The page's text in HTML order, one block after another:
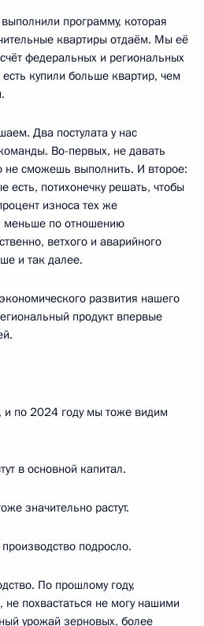
программу, которая
квартиры отдаём. Мы её
федеральных и региональных
купили больше квартир, чем
Два постулата у нас
Во-первых, не давать
не сможешь выполнить. И второе:
есть, потихонечку решать, чтобы
износа тех же
меньше по отношению
ветхого и аварийного
и так далее.
развития нашего
продукт впервые
и по 2024 году мы тоже видим
в основной капитал.
значительно растут.
подросло.
По прошлому году,
похвастаться не могу нашими
урожай зерновых, более